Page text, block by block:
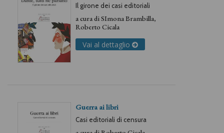
Il girone dei casi editoriali
a cura diSImona Brambilla,
Roberto Cicala
Vai al dettaglio
Guerra ai libri
Casi editoriali di censura